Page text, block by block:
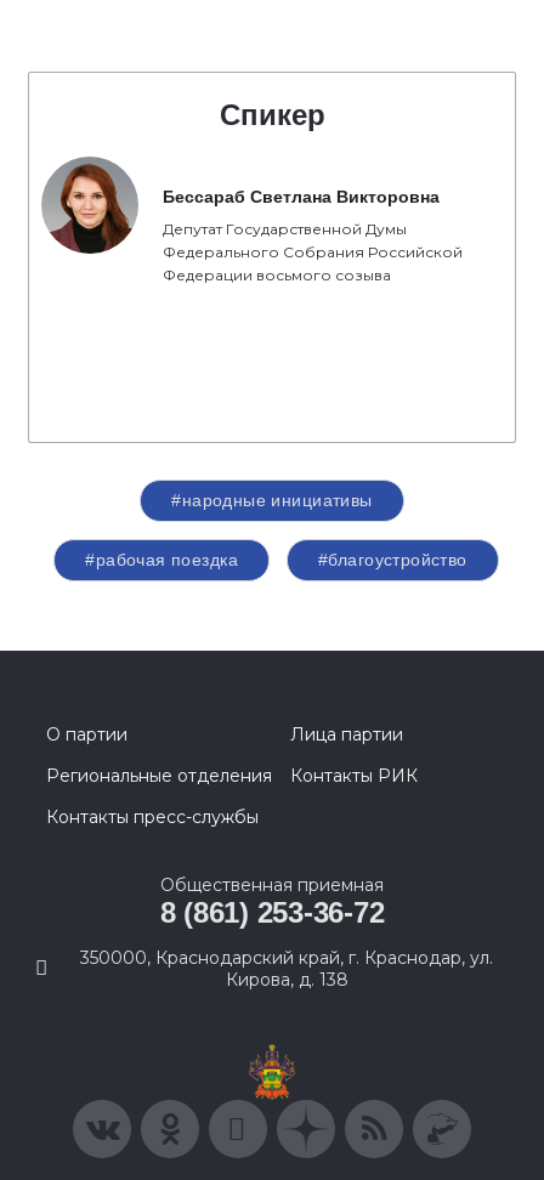
Спикер
Бессараб Светлана Викторовна
Депутат Государственной Думы
Федерального Собрания Российской
Федерации восьмого созыва
#народные инициативы
#рабочая поездка #благоустройство
О партии
Лица партии
Региональные отделения
Контакты РИК
Контакты пресс-службы
Общественная приемная
8 (861) 253-36-72
350000, Краснодарский край, г. Краснодар, ул.
Кирова, д. 138